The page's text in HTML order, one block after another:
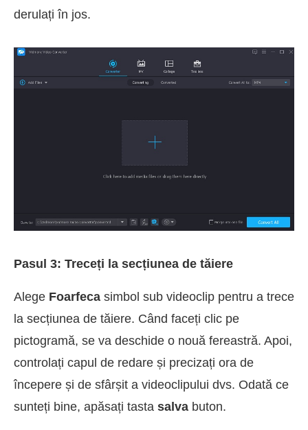
derulați în jos.
Pasul 3: Treceți la secțiunea de tăiere
Alege Foarfeca simbol sub videoclip pentru a trece
la secțiunea de tăiere. Când faceți clic pe
pictogramă, se va deschide o nouă fereastră. Apoi,
controlați capul de redare și precizați ora de
începere și de sfârșit a videoclipului dvs. Odată ce
sunteți bine, apăsați tasta salva buton.